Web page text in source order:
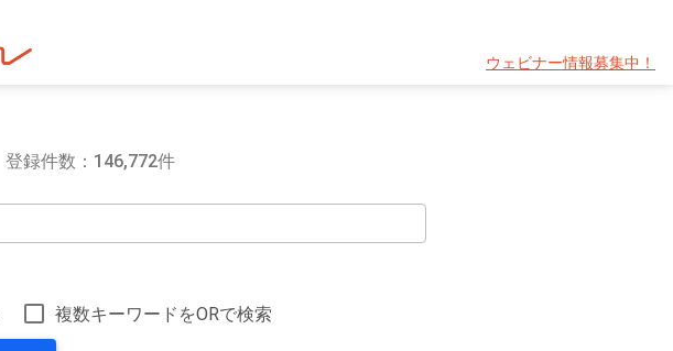
ウェビナー情報募集中！
登録件数：146,772件
複数キーワードをORで検索